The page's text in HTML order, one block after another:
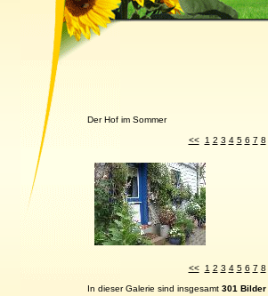
Der Hof im Sommer
<< 1 2 3 4 5 6 7 8
<< 1 2 3 4 5 6 7 8
In dieser Galerie sind insgesamt 301 Bilder